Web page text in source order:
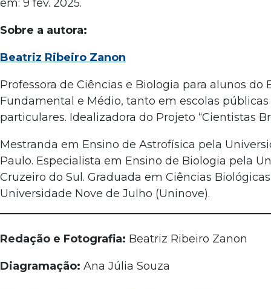
em: 9 fev. 2025.
Sobre a autora:
Beatriz Ribeiro Zanon
Professora de Ciências e Biologia para alunos do
Fundamental e Médio, tanto em escolas
particulares. Idealizadora do Projeto “Cientistas
Mestranda em Ensino de Astrofísica pela
Paulo. Especialista em Ensino de Biologia pela
Cruzeiro do Sul. Graduada em Ciências
Universidade Nove de Julho (Uninove).
Redação e Fotografia: Beatriz Ribeiro Zanon
Diagramação: Ana Júlia Souza